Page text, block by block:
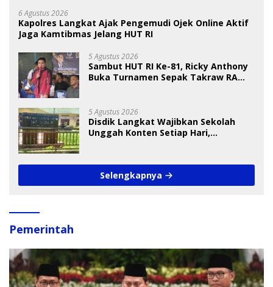
6 Agustus 2026
Kapolres Langkat Ajak Pengemudi Ojek Online Aktif
Jaga Kamtibmas Jelang HUT RI
5 Agustus 2026
Sambut HUT RI Ke-81, Ricky Anthony
Buka Turnamen Sepak Takraw RA
5 Agustus 2026
Disdik Langkat Wajibkan Sekolah
Unggah Konten Setiap Hari,
Selengkapnya
Pemerintah